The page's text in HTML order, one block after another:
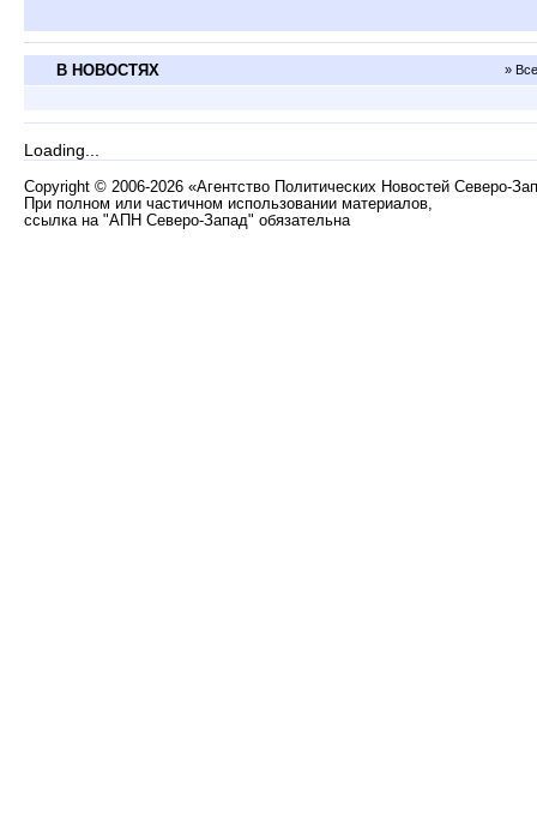
В НОВОСТЯХ »
Loading...
Copyright © 2006-2026 «Агентство Политических Новостей Северо-
При полном или частичном использовании материалов,
ссылка на "АПН Северо-Запад" обязательна